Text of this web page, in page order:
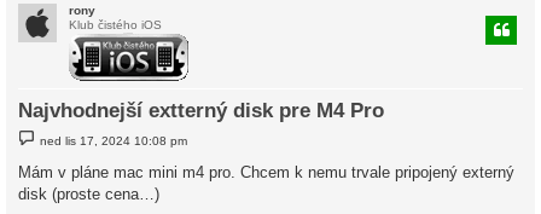
rony
Klub čistého iOS
Najvhodnejší extterný disk pre M4 Pro
í
s
p
ned lis 17, 2024 10:08 pm
Mám v pláne mac mini m4 pro. Chcem k nemu trvale pripojený externý
disk (proste cena…)